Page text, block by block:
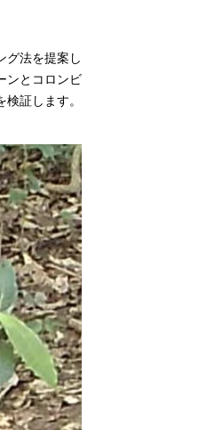
グ法を提案し
ンとコロンビ
証します。